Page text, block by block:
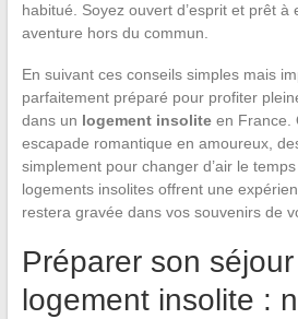
habitué. Soyez ouvert d’esprit et prêt à
aventure hors du commun.
En suivant ces conseils simples mais
parfaitement préparé pour profiter
dans un logement insoliteen France.
escapade romantique en amoureux,
simplement pour changer d’air le
logements insolites offrent une
restera gravée dans vos souvenirs de
Préparer son
logement insolite :